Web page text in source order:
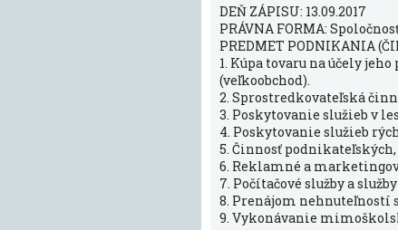
DEŇ ZÁPISU: 13.09.2017
PRÁVNA FORMA:
PREDMET PODNIKANIA
1. Kúpa tovaru na účely
(veľkoobchod).
2. Sprostredkovateľská
3. Poskytovanie služieb v
4. Poskytovanie služieb
5. Činnosť
6. Reklamné a
7. Počítačové služby a
8. Prenájom nehnuteľností
9. Vykonávanie